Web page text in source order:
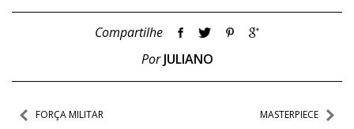
Compartilhe
PorJULIANO
Navegação
FORÇA MILITAR MASTERPIECE